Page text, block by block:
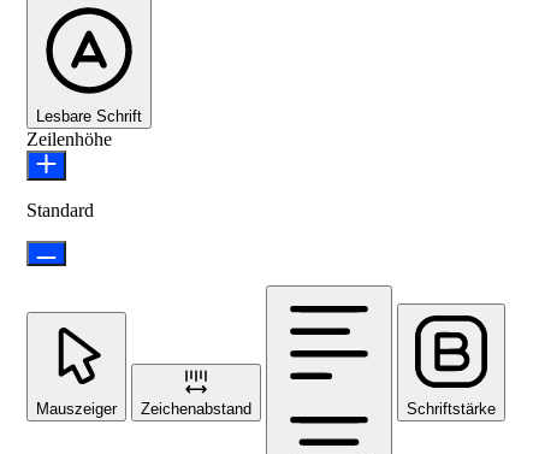
Lesbare Schrift
Zeilenhöhe
Standard
Mauszeiger Zeichenabstand Schriftstärke